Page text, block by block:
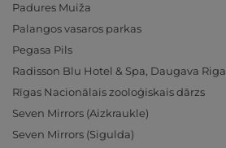
Padures Muiža
Palangos vasaros parkas
Pegasa Pils
Radisson Blu Hotel & Spa, Daugava Riga
Rīgas Nacionālais zooloģiskais dārzs
Seven Mirrors (Aizkraukle)
Seven Mirrors (Sigulda)